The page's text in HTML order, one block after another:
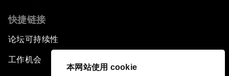
本网站使用 cookie
快捷链接
论坛可持续性
工作机会